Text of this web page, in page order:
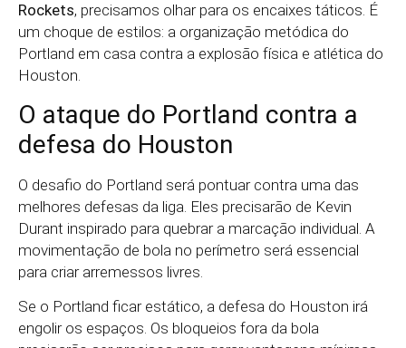
Rockets, precisamos olhar para os encaixes táticos. É
um choque de estilos: a organização metódica do
Portland em casa contra a explosão física e atlética do
Houston.
O ataque do Portland contra a
defesa do Houston
O desafio do Portland será pontuar contra uma das
melhores defesas da liga. Eles precisarão de Kevin
Durant inspirado para quebrar a marcação individual. A
movimentação de bola no perímetro será essencial
para criar arremessos livres.
Se o Portland ficar estático, a defesa do Houston irá
engolir os espaços. Os bloqueios fora da bola